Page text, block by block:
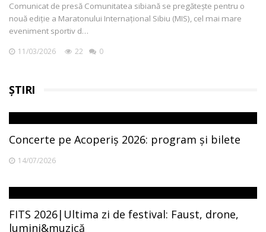
Comunicat de presă Comunitatea sibiană se pregătește pentru o
nouă ediție a Maratonului Internațional Sibiu (MIS), cel mai mare
eveniment sportiv d…
11/03/2026 22 0
ȘTIRI
Concerte pe Acoperiș 2026: program și bilete
14/07/2026
FITS 2026|Ultima zi de festival: Faust, drone,
lumini&muzică